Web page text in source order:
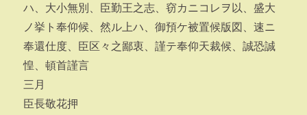
ハ、大小無別、臣勤王之志、窃カニコレヲ以、盛大
ノ挙ト奉仰候、然ル上ハ、御預ケ被置候版図、速ニ
奉還仕度、臣区々之鄙衷、謹テ奉仰天裁候、誠恐誠
惶、頓首謹言
三月
臣長敬花押